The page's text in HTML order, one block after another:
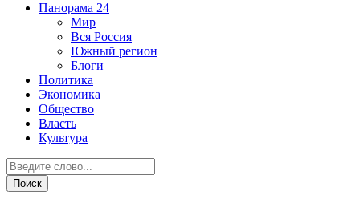
Панорама 24
Мир
Вся Россия
Южный регион
Блоги
Политика
Экономика
Общество
Власть
Культура